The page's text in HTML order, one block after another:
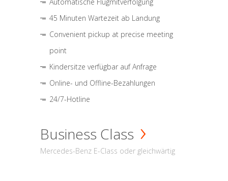
45 Minuten Wartezeit ab Landung
Convenient pickup at precise meeting
point
Kindersitze verfügbar auf Anfrage
Online- und Offline-Bezahlungen
24/7-Hotline
Business Class
Mercedes-Benz E-Class oder gleichwärtig